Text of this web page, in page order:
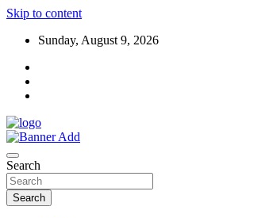
Skip to content
Sunday, August 9, 2026
Search
Search